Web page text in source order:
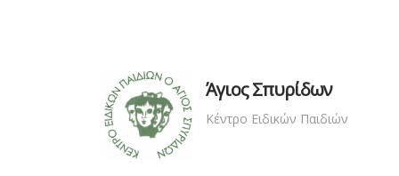
Άγιος Σπυρίδων
Κέντρο Ειδικών Παιδιών